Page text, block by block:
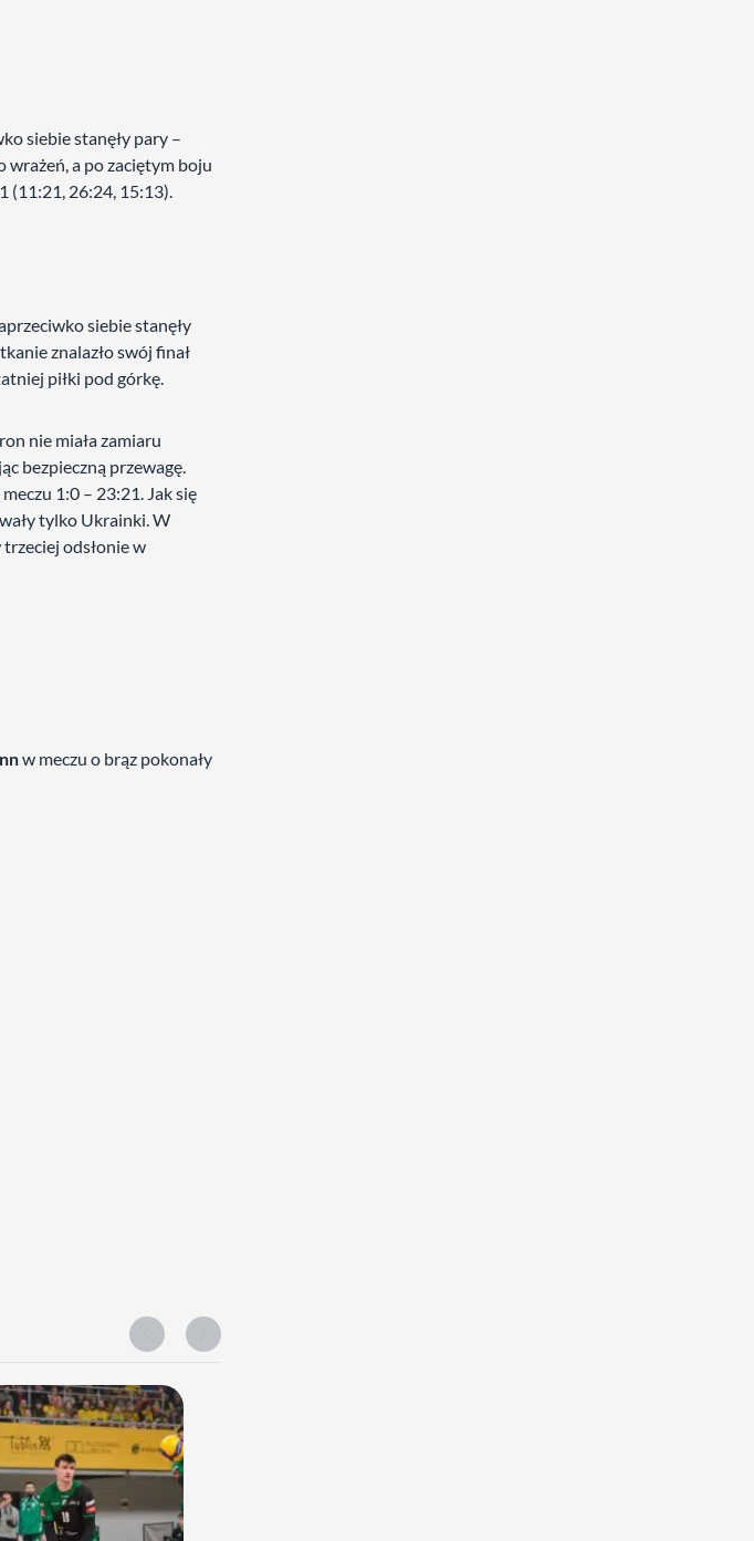
siebie stanęły pary –
wrażeń, a po zaciętym boju
(11:21, 26:24, 15:13).
siebie stanęły
znalazło swój finał
piłki pod górkę.
nie miała zamiaru
bezpieczną przewagę.
1:0 – 23:21. Jak się
tylko Ukrainki. W
odsłonie w
w meczu o brąz pokonały